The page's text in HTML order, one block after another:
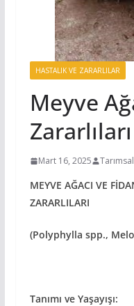
HASTALIK VE ZARARLILAR
Meyve
Zararlıları
Mart 16, 2025
MEYVE AĞACI VE
ZARARLILARI
(Polyphylla spp.,
Tanımı ve Yaşayışı: